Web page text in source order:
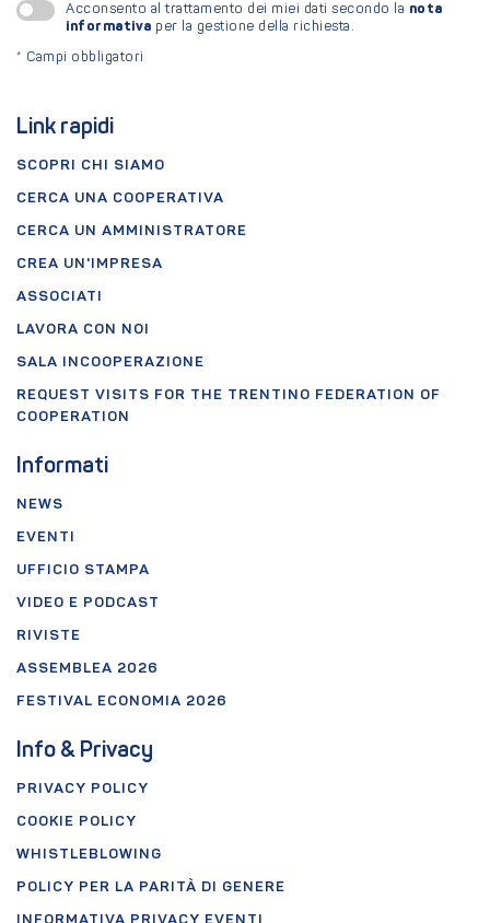
Link rapidi
SCOPRI CHI SIAMO
CERCA UNA COOPERATIVA
CERCA UN AMMINISTRATORE
CREA UN'IMPRESA
ASSOCIATI
LAVORA CON NOI
SALA INCOOPERAZIONE
REQUEST VISITS FOR THE TRENTINO FEDERATION OF
COOPERATION
Informati
NEWS
EVENTI
UFFICIO STAMPA
VIDEO E PODCAST
RIVISTE
ASSEMBLEA 2026
FESTIVAL ECONOMIA 2026
Info & Privacy
PRIVACY POLICY
COOKIE POLICY
WHISTLEBLOWING
POLICY PER LA PARITÀ DI GENERE
INFORMATIVA PRIVACY EVENTI
Acconsento al trattamento dei miei dati secondo la nota
informativa per la gestione della richiesta.
* Campi obbligatori